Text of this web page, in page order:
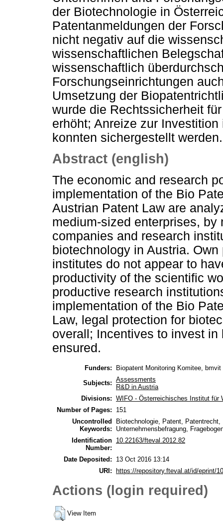
der Biotechnologie in
Patentanmeldungen der
nicht negativ auf die
wissenschaftlichen
wissenschaftlich
Forschungseinrichtungen
Umsetzung der
wurde die Rechtssicherheit
erhöht; Anreize zur
konnten sichergestellt werden.
Abstract (english)
The economic and research
implementation of the Bio
Austrian Patent Law are
medium-sized enterprises,
companies and research
biotechnology in Austria.
institutes do not appear to
productivity of the scientific
productive research
implementation of the Bio
Law, legal protection for
overall; Incentives to invest
ensured.
Funders:
Biopatent Monitoring Komitee,
Subjects: Assessments
R&D in Austria
Divisions: WIFO - Österreichisches Institut für
Number of Pages:
151
Uncontrolled
Keywords:
Biotechnologie, Patent,
Unternehmensbefragung,
Identification
Number:
10.22163/fteval.2012.82
Date Deposited:
13 Oct 2016 13:14
URI: https://repository.fteval.at/id/eprint/
Actions (login required)
View Item